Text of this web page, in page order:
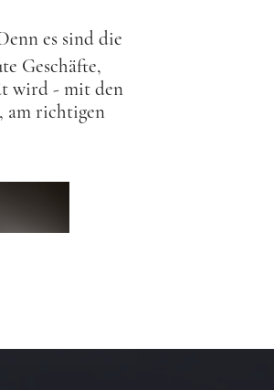
es sind die
Geschäfte,
wird - mit den
am richtigen